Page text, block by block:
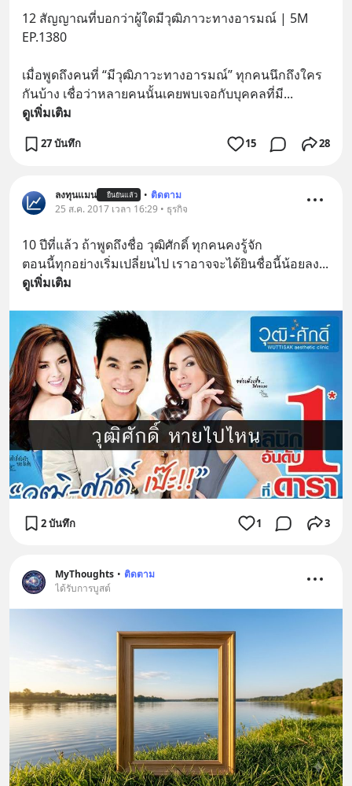
12 สัญญาณที่บอกว่าผู้ใดมีวุฒิภาวะทางอารมณ์ | 5M
EP.1380
เมื่อพูดถึงคนที่ “มีวุฒิภาวะทางอารมณ์” ทุกคนนึกถึงใคร
กันบ้าง เชื่อว่าหลายคนนั้นเคยพบเจอกับบุคคลที่มี...
ดูเพิ่มเติม
27 บันทึก 15 28
ลงทุนแมน ยืนยันแล้ว • ติดตาม
25 ส.ค. 2017 เวลา 16:29 • ธุรกิจ
10 ปีที่แล้ว ถ้าพูดถึงชื่อ วุฒิศักดิ์ ทุกคนคงรู้จัก
ตอนนี้ทุกอย่างเริ่มเปลี่ยนไป เราอาจจะได้ยินชื่อนี้น้อยลง
ดูเพิ่มเติม
2 บันทึก 1 3
MyThoughts • ติดตาม
ได้รับการบูสต์